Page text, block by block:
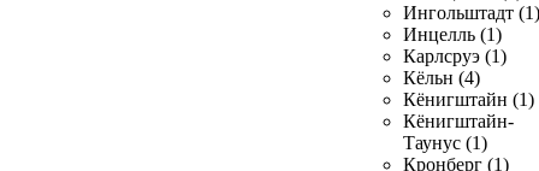
Ингольштадт (1)
Инцелль (1)
Карлсруэ (1)
Кёльн (4)
Кёнигштайн (1)
Кёнигштайн-
Таунус (1)
Кронберг (1)